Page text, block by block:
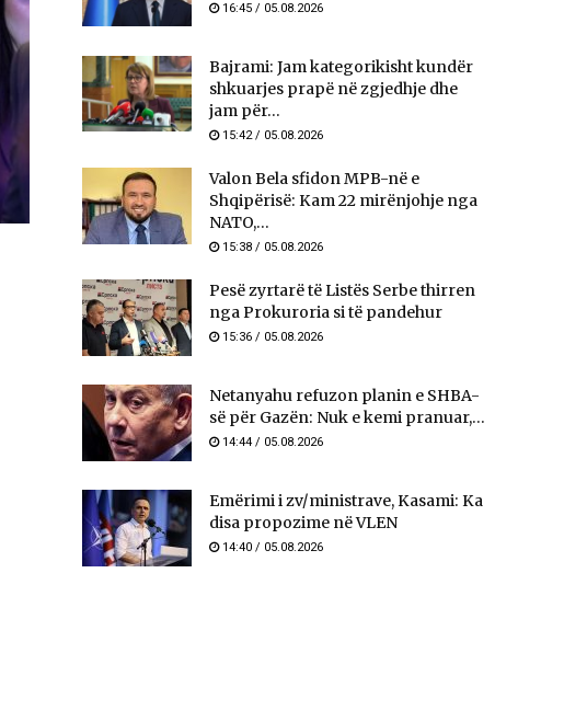
16:45 / 05.08.2026
Bajrami: Jam kategorikisht kundër
shkuarjes prapë në zgjedhje dhe
jam për...
15:42 / 05.08.2026
Valon Bela sfidon MPB-në e
Shqipërisë: Kam 22 mirënjohje nga
NATO,...
15:38 / 05.08.2026
Pesë zyrtarë të Listës Serbe thirren
nga Prokuroria si të pandehur
15:36 / 05.08.2026
Netanyahu refuzon planin e SHBA-
së për Gazën: Nuk e kemi pranuar,...
14:44 / 05.08.2026
Emërimi i zv/ministrave, Kasami: Ka
disa propozime në VLEN
14:40 / 05.08.2026